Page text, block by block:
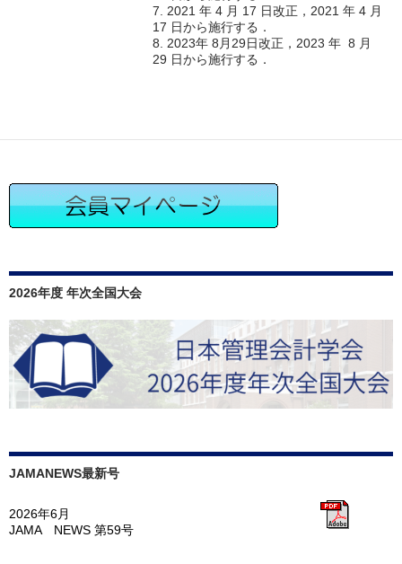
7. 2021 年 4 月 17 日改正，2021 年 4 月
17 日から施行する．
8. 2023年 8月29日改正，2023 年 8 月
29 日から施行する．
2026年度 年次全国大会
JAMANEWS最新号
2026年6月
JAMA NEWS 第59号